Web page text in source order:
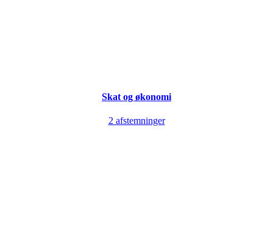
Skat og økonomi
2 afstemninger